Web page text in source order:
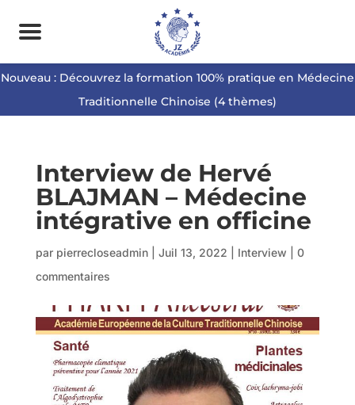
Nouveau : Découvrez la formation 100% pratique en Médecine
Traditionnelle Chinoise (4 thèmes)
Interview de Hervé
BLAJMAN – Médecine
intégrative en officine
par pierrecloseadmin| Juil 13, 2022 Interview
0
commentaires